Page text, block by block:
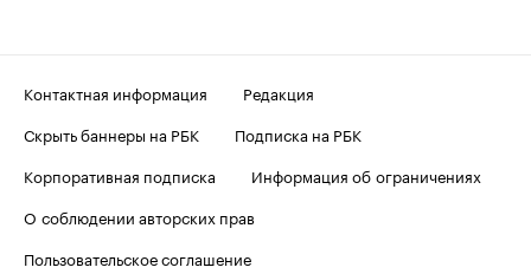
Контактная информация
Редакция
Скрыть баннеры на РБК
Подписка на РБК
Корпоративная подписка
Информация об ограничениях
О соблюдении авторских прав
Пользовательское соглашение